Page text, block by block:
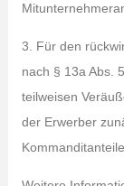
3. Für den
nach § 13a Abs.
teilweisen
der Erwerber